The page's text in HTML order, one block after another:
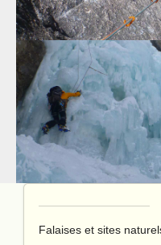
Falaises et sites